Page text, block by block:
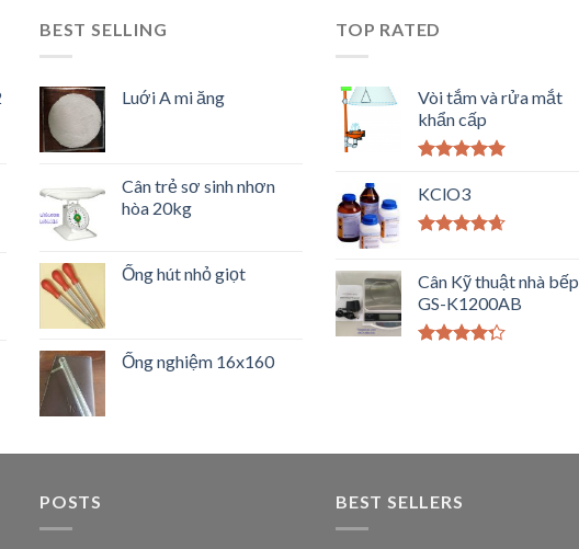
BEST SELLING
Luới A mi ăng
Cân trẻ sơ sinh nhơn
hòa 20kg
Ống hút nhỏ giọt
Ống nghiệm 16x160
TOP RATED
Vòi tắm và rửa mắt
khẩn cấp
hạng5.00
KClO3
5 sao
Cân Kỹ thuật nhà bếp
GS-K1200AB
POSTS BEST SELLERS